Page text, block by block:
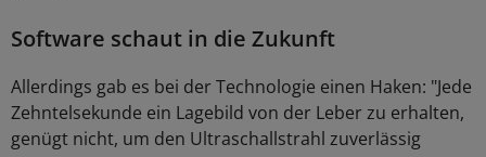
Software schaut in die Zukunft
Allerdings gab es bei der Technologie einen Haken: "Jede
Zehntelsekunde ein Lagebild von der Leber zu erhalten,
genügt nicht, um den Ultraschallstrahl zuverlässig